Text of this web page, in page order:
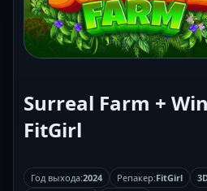
Surreal Farm +
FitGirl
Год выхода:2024 Репакер:FitGirl